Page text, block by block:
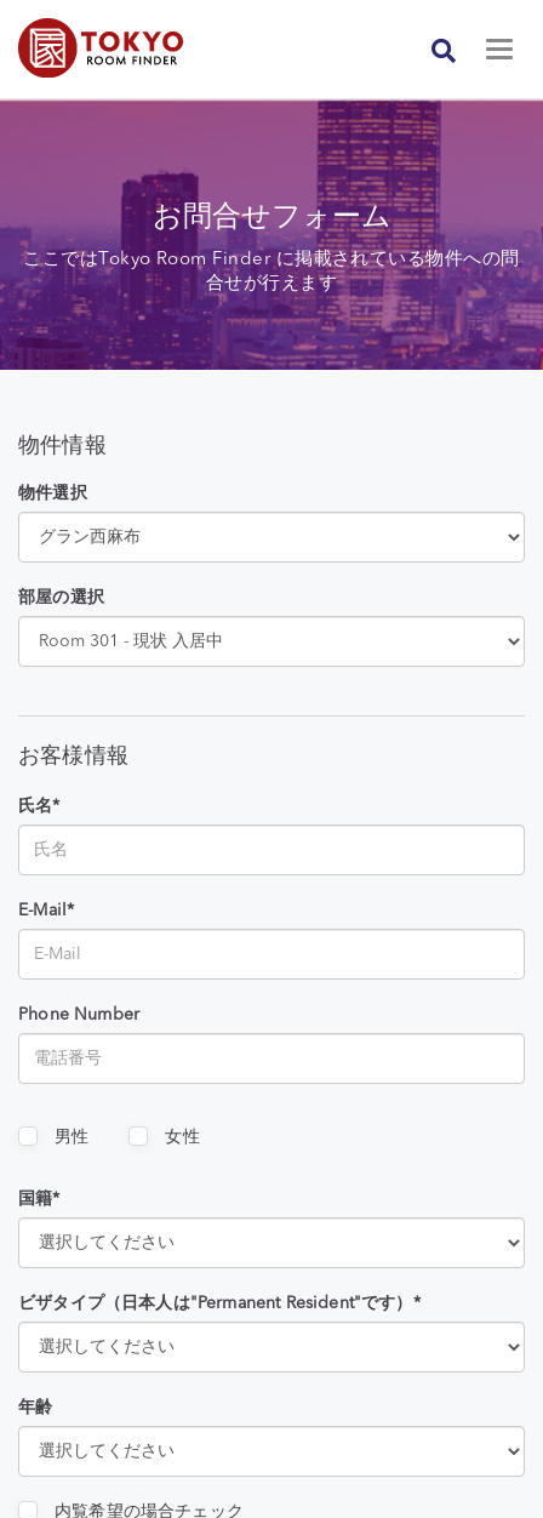
お問合せフォーム
ここではTokyo Room Finder に掲載されている物件への問
合せが行えます
物件情報
物件選択
部屋の選択
お客様情報
氏名*
E-Mail*
Phone Number
男性 女性
国籍*
ビザタイプ（日本人は"Permanent Resident"です）*
年齢
内覧希望の場合チェック